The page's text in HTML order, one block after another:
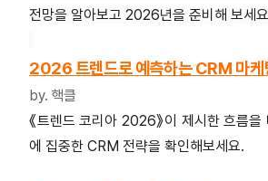
전망을 알아보고 2026년을 준비해 보세
2026 트렌드로 예측하는 CRM 마케
by. 핵클
《트렌드 코리아 2026》이 제시한 흐름
에 집중한 CRM 전략을 확인해보세요.